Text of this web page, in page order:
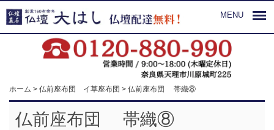
MENU
ホーム > 仏前座布団 イ草座布団 > 仏前座布団 帯織⑧
仏前座布団 帯織⑧